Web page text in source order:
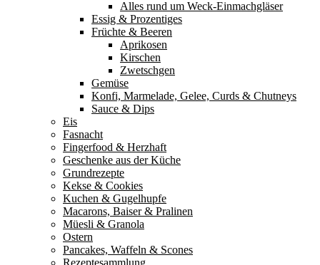
Alles rund um Weck-Einmachgläser
Essig & Prozentiges
Früchte & Beeren
Aprikosen
Kirschen
Zwetschgen
Gemüse
Konfi, Marmelade, Gelee, Curds & Chutneys
Sauce & Dips
Eis
Fasnacht
Fingerfood & Herzhaft
Geschenke aus der Küche
Grundrezepte
Kekse & Cookies
Kuchen & Gugelhupfe
Macarons, Baiser & Pralinen
Müesli & Granola
Ostern
Pancakes, Waffeln & Scones